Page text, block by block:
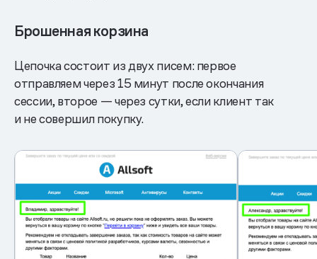
Брошенная корзина
Цепочка состоит из двух писем: первое
отправляем через 15 минут после окончания
сессии, второе — через сутки, если клиент так
и не совершил покупку.